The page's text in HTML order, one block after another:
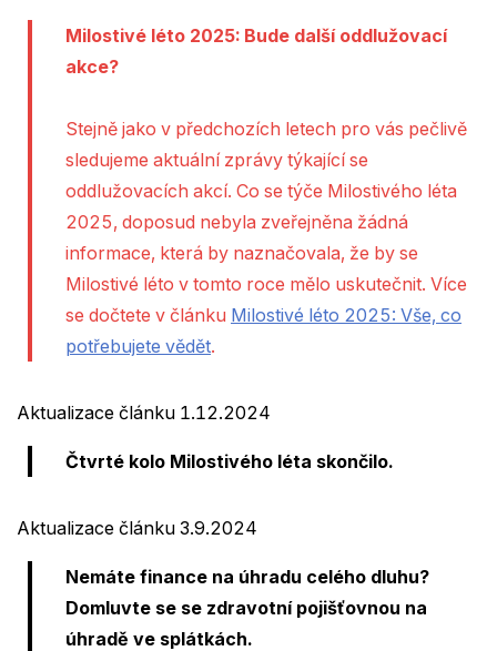
Milostivé léto 2025: Bude další oddlužovací
akce?
Stejně jako v předchozích letech pro vás pečlivě
sledujeme aktuální zprávy týkající se
oddlužovacích akcí. Co se týče Milostivého léta
2025, doposud nebyla zveřejněna žádná
informace, která by naznačovala, že by se
Milostivé léto v tomto roce mělo uskutečnit. Více
se dočtete v článku Milostivé léto 2025: Vše, co
potřebujete vědět.
Aktualizace článku 1.12.2024
Čtvrté kolo Milostivého léta skončilo.
Aktualizace článku 3.9.2024
Nemáte finance na úhradu celého dluhu?
Domluvte se se zdravotní pojišťovnou na
úhradě ve splátkách.